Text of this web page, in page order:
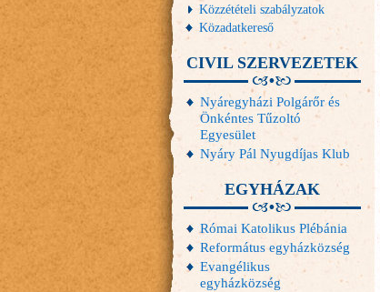
Közzétételi szabályzatok
Közadatkereső
CIVIL SZERVEZETEK
Nyáregyházi Polgárőr és
Önkéntes Tűzoltó
Egyesület
Nyáry Pál Nyugdíjas Klub
EGYHÁZAK
Római Katolikus Plébánia
Református egyházközség
Evangélikus
egyházközség